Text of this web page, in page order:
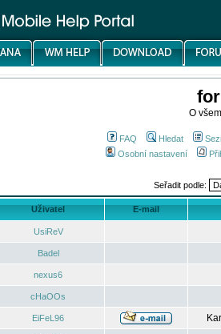
O
FAQ Hledat
Osobní nastavení
Seřadit podle:
Uživatel E-mail
UsiReV
Badel
nexus6
cHaOOs
EiFeL96